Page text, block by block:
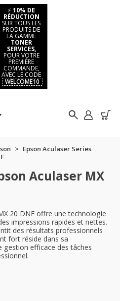
⚡ 10% DE
RÉDUCTION
SUR TOUS LES
PRODUITS DE
LA GAMME
TONER
SERVICES,
POUR VOTRE
PREMIÈRE
COMMANDE,
AVEC LE CODE
WELCOME10
Epson Aculaser Series
Aculaser MX
20 DNF offre une technologie
impressions rapides et nettes.
des résultats professionnels
fort réside dans sa
gestion efficace des tâches